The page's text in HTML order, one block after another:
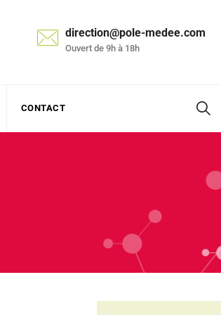
direction@pole-medee.com
Ouvert de 9h à 18h
CONTACT